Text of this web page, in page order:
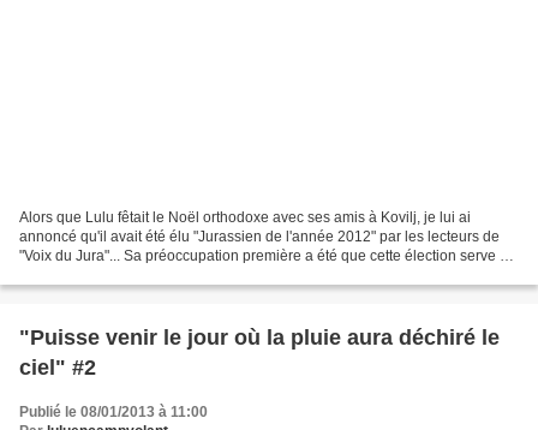
Alors que Lulu fêtait le Noël orthodoxe avec ses amis à Kovilj, je lui ai
annoncé qu'il avait été élu "Jurassien de l'année 2012" par les lecteurs de
"Voix du Jura"... Sa préoccupation première a été que cette élection serve à
"Puisse venir le jour où la pluie aura déchiré le
ciel" #2
Publié le 08/01/2013 à 11:00